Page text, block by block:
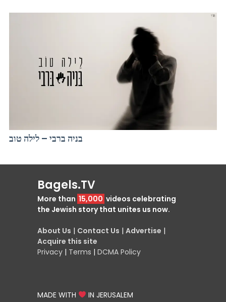
בניה ברבי – לילה טוב
Bagels.TV
More than 15,000 videos celebrating
the Jewish story that unites us now.
About Us | Contact Us | Advertise |
Acquire this site
Privacy | Terms | DCMA Policy
MADE WITH IN JERUSALEM